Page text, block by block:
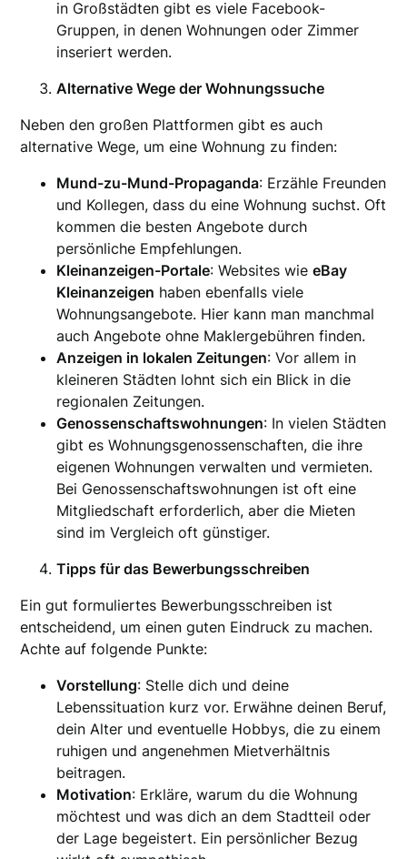
in Großstädten gibt es viele Facebook-
Gruppen, in denen Wohnungen oder Zimmer
inseriert werden.
Alternative Wege der Wohnungssuche
Neben den großen Plattformen gibt es auch
alternative Wege, um eine Wohnung zu finden:
Mund-zu-Mund-Propaganda: Erzähle Freunden
und Kollegen, dass du eine Wohnung suchst. Oft
kommen die besten Angebote durch
persönliche Empfehlungen.
Kleinanzeigen-Portale: Websites wieeBay
Kleinanzeigen haben ebenfalls viele
Wohnungsangebote. Hier kann man manchmal
auch Angebote ohne Maklergebühren finden.
Anzeigen in lokalen Zeitungen: Vor allem in
kleineren Städten lohnt sich ein Blick in die
regionalen Zeitungen.
Genossenschaftswohnungen: In vielen Städten
gibt es Wohnungsgenossenschaften, die ihre
eigenen Wohnungen verwalten und vermieten.
Bei Genossenschaftswohnungen ist oft eine
Mitgliedschaft erforderlich, aber die Mieten
sind im Vergleich oft günstiger.
Tipps für das Bewerbungsschreiben
Ein gut formuliertes Bewerbungsschreiben ist
entscheidend, um einen guten Eindruck zu machen.
Achte auf folgende Punkte:
Vorstellung: Stelle dich und deine
Lebenssituation kurz vor. Erwähne deinen Beruf,
dein Alter und eventuelle Hobbys, die zu einem
ruhigen und angenehmen Mietverhältnis
beitragen.
Motivation: Erkläre, warum du die Wohnung
möchtest und was dich an dem Stadtteil oder
der Lage begeistert. Ein persönlicher Bezug